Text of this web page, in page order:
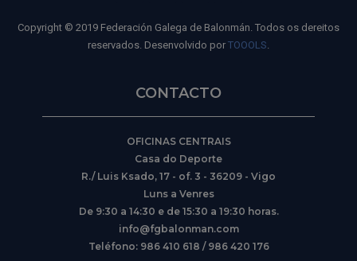
Copyright © 2019 Federación Galega de Balonmán. Todos os dereitos
reservados. Desenvolvido por TOOOLS
CONTACTO
OFICINAS CENTRAIS
Casa do Deporte
R./ Luis Ksado, 17 - of. 3 - 36209 - Vigo
Luns a Venres
De 9:30 a 14:30 e de 15:30 a 19:30 horas.
info@fgbalonman.com
Teléfono: 986 410 618 / 986 420 176